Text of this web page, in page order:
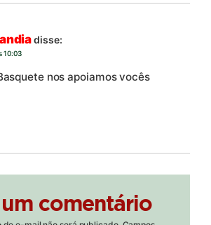
disse:
10:03
nos apoiamos vocês
um comentário